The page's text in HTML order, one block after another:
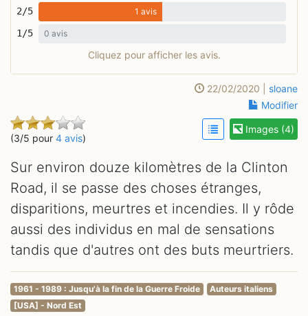
2/5 1 avis
1/5 0 avis
Cliquez pour afficher les avis.
22/02/2020 | sloane
Modifier
(3/5 pour 4 avis)
Images (4)
Sur environ douze kilomètres de la Clinton
Road, il se passe des choses étranges,
disparitions, meurtres et incendies. Il y rôde
aussi des individus en mal de sensations
tandis que d'autres ont des buts meurtriers.
1961 - 1989 : Jusqu'à la fin de la Guerre Froide
Auteurs italiens
[USA] - Nord Est